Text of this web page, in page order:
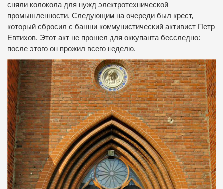
сняли колокола для нужд электротехнической
промышленности. Следующим на очереди был крест,
который сбросил с башни коммунистический активист Петр
Евтихов. Этот акт не прошел для оккупанта бесследно:
после этого он прожил всего неделю.